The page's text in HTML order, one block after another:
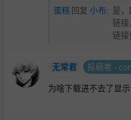
蛋糕回复 小布: 是
链接
链接
无常君 投稿者 -
为啥下载进不去了显